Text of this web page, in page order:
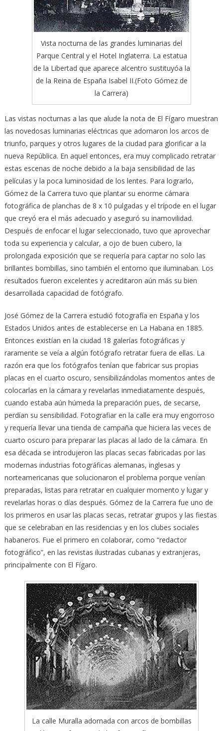
Vista nocturna de las grandes luminarias del
Parque Central y el Hotel Inglaterra. La estatua
de la Libertad que aparece alcentro sustituyóa la
de la Reina de España Isabel II.(Foto Gómez de
la Carrera)
Las vistas nocturnas a las que alude la nota de El Fígaro muestran
las novedosas luminarias eléctricas que adornaron los arcos de
triunfo, parques y otros lugares de la ciudad para glorificar a la
nueva República. En aquel entonces, era muy complicado retratar
estas escenas de noche debido a la baja sensibilidad de las
películas y la poca luminosidad de los lentes. Para lograrlo,
Gómez de la Carrera tuvo que plantar su enorme cámara
fotográfica de planchas de 8 x 10 pulgadas y el trípode en el lugar
que creyó era el más adecuado y aseguró su inamovilidad.
Después de enfocar el lugar seleccionado, tuvo que aprovechar
toda su experiencia y calcular, a ojo de buen cubero, la
prolongada exposición que se requería para captar no solo las
brillantes bombillas, sino también el entorno que iluminaban. Los
resultados fueron excelentes y acreditaron aún más su bien
desarrollada capacidad de fotógrafo.
José Gómez de la Carrera estudió fotografía en España y los
Estados Unidos antes de establecerse en La Habana en 1885.
Entonces existían en la ciudad 18 galerías fotográficas y
raramente se veía a algún fotógrafo retratar fuera de ellas. La
razón era que los fotógrafos tenían que fabricar sus propias
placas en el cuarto oscuro, sensibilizándolas momentos antes de
colocarlas en la cámara y revelarlas inmediatamente después,
cuando estaba aún húmeda la preparación pues, de secarse,
perdían su sensibilidad. Fotografiar en la calle era muy engorroso
y requería llevar una tienda de campaña que hiciera las veces de
cuarto oscuro para preparar las placas al lado de la cámara. En
esa década se introdujeron las placas secas fabricadas por las
modernas industrias fotográficas alemanas, inglesas y
norteamericanas que solucionaron el problema porque venían
preparadas, listas para retratar en cualquier momento y lugar y
revelarlas horas o días después. Gómez de la Carrera fue uno de
los primeros en usar las placas secas, retratar grupos y las fiestas
que se celebraban en las residencias y en los clubes sociales
habaneros. Fue el primero en colaborar, como “redactor
fotográfico”, en las revistas ilustradas cubanas y extranjeras,
principalmente con El Fígaro.
La calle Muralla adornada con arcos de bombillas